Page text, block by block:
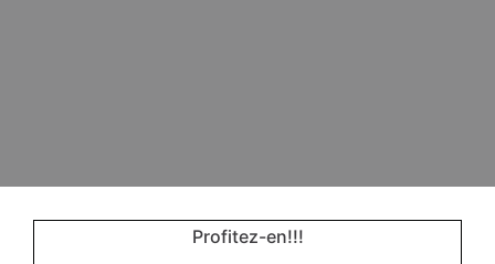
Profitez-en!!!